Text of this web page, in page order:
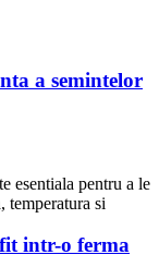
a semintelor
esentiala pentru a le
temperatura si
intr-o ferma